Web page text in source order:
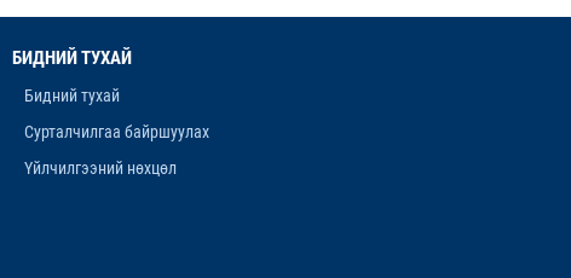
ХҮМҮҮСЭЭ ЭМЧЛЭХЭД БЭЛЭН ҮҮ
БИДНИЙ ТУХАЙ
Бидний тухай
Сурталчилгаа байршуулах
Үйлчилгээний нөхцөл